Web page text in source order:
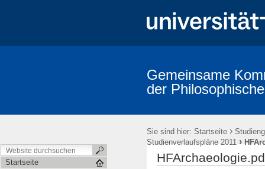
Mitarbeiter/innen (alphabetische
Gemeinsame
der
Sie sind hier: Startseite ›
Studienverlaufspläne 2011 ›
Startseite